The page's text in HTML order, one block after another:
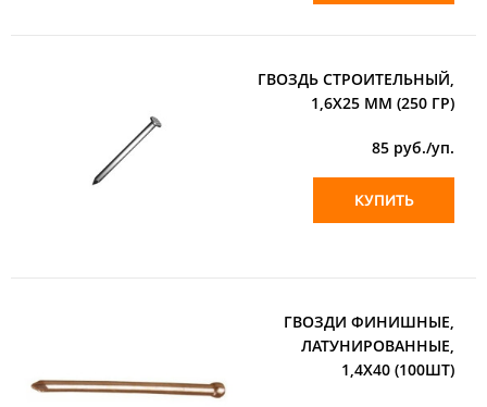
ГВОЗДЬ СТРОИТЕЛЬНЫЙ,
1,6Х25 ММ (250 ГР)
85 руб./уп.
КУПИТЬ
ГВОЗДИ ФИНИШНЫЕ,
ЛАТУНИРОВАННЫЕ,
1,4Х40 (100ШТ)